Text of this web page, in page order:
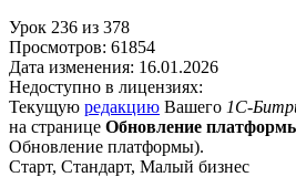
Урок 236 из 378
Просмотров: 61854
Дата изменения: 16.01.2026
Недоступно в лицензиях:
Текущую редакцию Вашего 1С-
на странице Обновление
Обновление платформы).
Старт, Стандарт, Малый бизнес